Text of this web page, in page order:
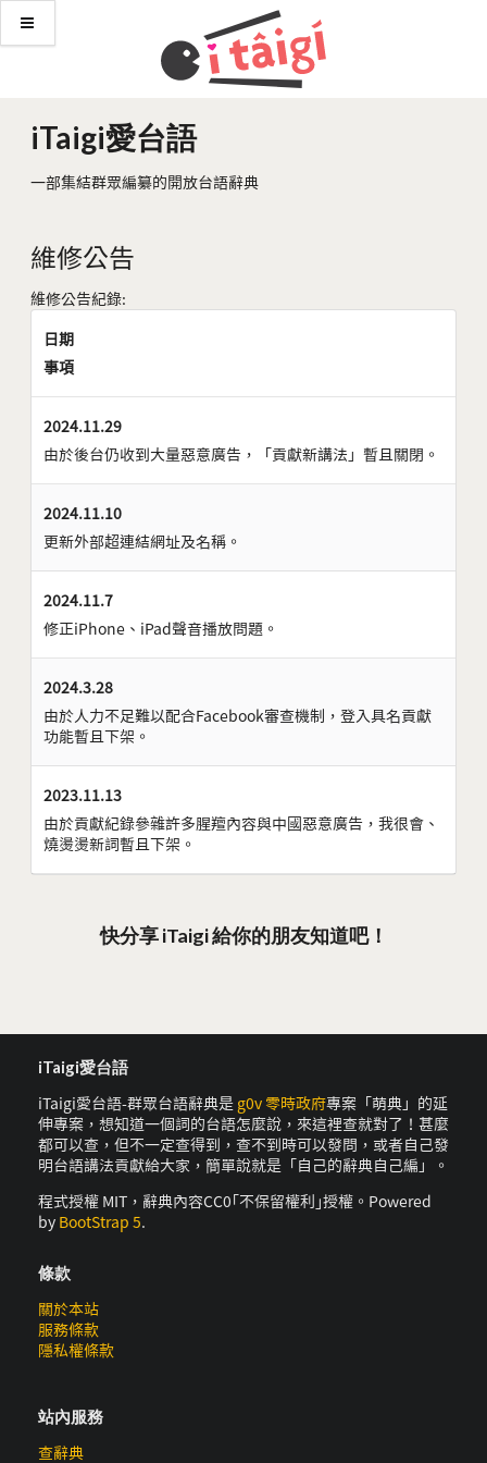
iTaigi愛台語
一部集結群眾編纂的開放台語辭典
維修公告
維修公告紀錄:
日期
事項
2024.11.29
由於後台仍收到大量惡意廣告，「貢獻新講法」暫且關閉。
2024.11.10
更新外部超連結網址及名稱。
2024.11.7
修正iPhone、iPad聲音播放問題。
2024.3.28
由於人力不足難以配合Facebook審查機制，登入具名貢獻
功能暫且下架。
2023.11.13
由於貢獻紀錄參雜許多腥羶內容與中國惡意廣告，我很會、
燒燙燙新詞暫且下架。
快分享 iTaigi 給你的朋友知道吧！
iTaigi愛台語
iTaigi愛台語-群眾台語辭典是 g0v 零時政府專案「萌典」的延
伸專案，想知道一個詞的台語怎麼說，來這裡查就對了！甚麼
都可以查，但不一定查得到，查不到時可以發問，或者自己發
明台語講法貢獻給大家，簡單說就是「自己的辭典自己編」。
程式授權 MIT，辭典內容CC0｢不保留權利｣授權。Powered
by BootStrap 5.
條款
關於本站
服務條款
隱私權條款
站內服務
查辭典